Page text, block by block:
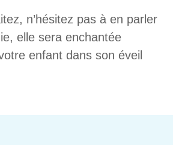
n’hésitez pas à en parler
elle sera enchantée
enfant dans son éveil